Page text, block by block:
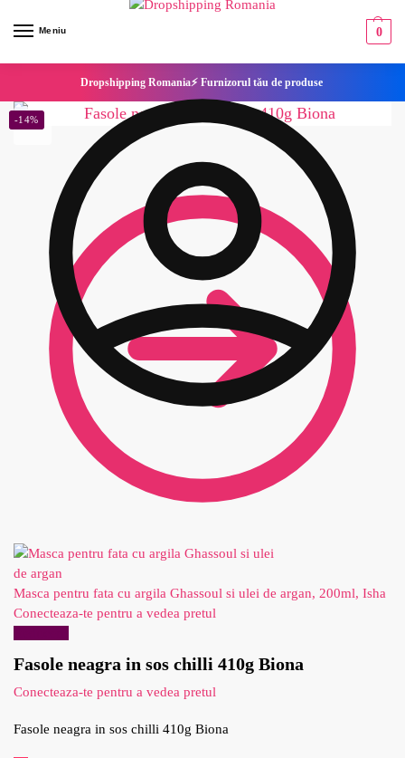
Meniu 0
Dropshipping Romania⚡ Furnizorul tău de produse
Masca pentru fata cu argila Ghassoul si ulei de argan, 200ml, Isha
Conecteaza-te pentru a vedea pretul
Fasole neagra in sos chilli 410g Biona
Conecteaza-te pentru a vedea pretul
-14%
Fasole neagra in sos chilli 410g Biona